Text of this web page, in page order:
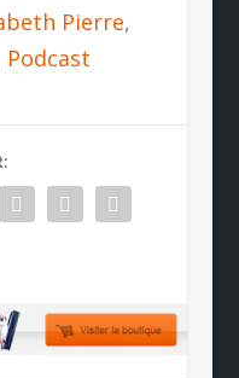
Pierre,
Podcast